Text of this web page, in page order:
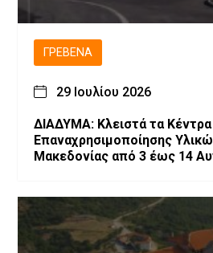
ΓΡΕΒΕΝΆ
29 Ιουλίου 2026
ΔΙΑΔΥΜΑ: Κλειστά τα Κέντρα
Επαναχρησιμοποίησης
Μακεδονίας από 3 έως 14